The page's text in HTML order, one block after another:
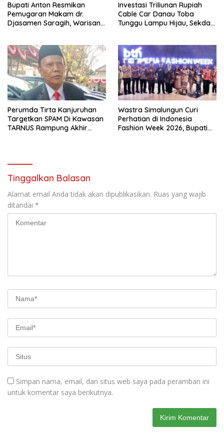
Bupati Anton Resmikan
Pemugaran Makam dr.
Djasamen Saragih, Warisan
Mendatang
Investasi Triliunan Rupiah
Cable Car Danau Toba
Tunggu Lampu Hijau, Sekda
Perumda Tirta Kanjuruhan
Targetkan SPAM Di Kawasan
TARNUS Rampung Akhir
Wastra Simalungun Curi
Perhatian di Indonesia
Fashion Week 2026, Bupati
Tinggalkan Balasan
Alamat email Anda tidak akan dipublikasikan. Ruas yang wajib
ditandai *
Simpan nama, email, dan situs web saya pada peramban ini
untuk komentar saya berikutnya.